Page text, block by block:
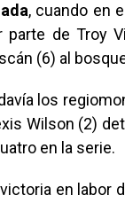
, cuando en
parte de Troy
(6) al
los
Wilson (2)
en la serie.
en labor